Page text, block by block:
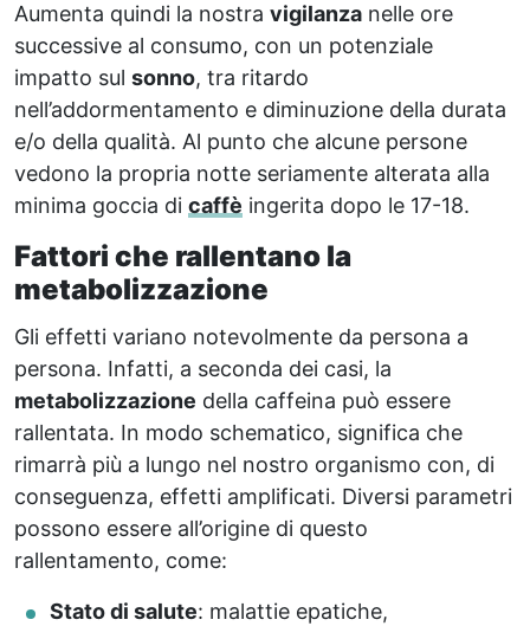
Aumenta quindi la nostra vigilanza nelle ore
successive al consumo, con un potenziale
impatto sul sonno, tra ritardo
nell’addormentamento e diminuzione della durata
e/o della qualità. Al punto che alcune persone
vedono la propria notte seriamente alterata alla
minima goccia di caffè ingerita dopo le 17-18.
Fattori che rallentano la
metabolizzazione
Gli effetti variano notevolmente da persona a
persona. Infatti, a seconda dei casi, la
metabolizzazione della caffeina può essere
rallentata. In modo schematico, significa che
rimarrà più a lungo nel nostro organismo con, di
conseguenza, effetti amplificati. Diversi parametri
possono essere all’origine di questo
rallentamento, come:
Stato di salute: malattie epatiche,